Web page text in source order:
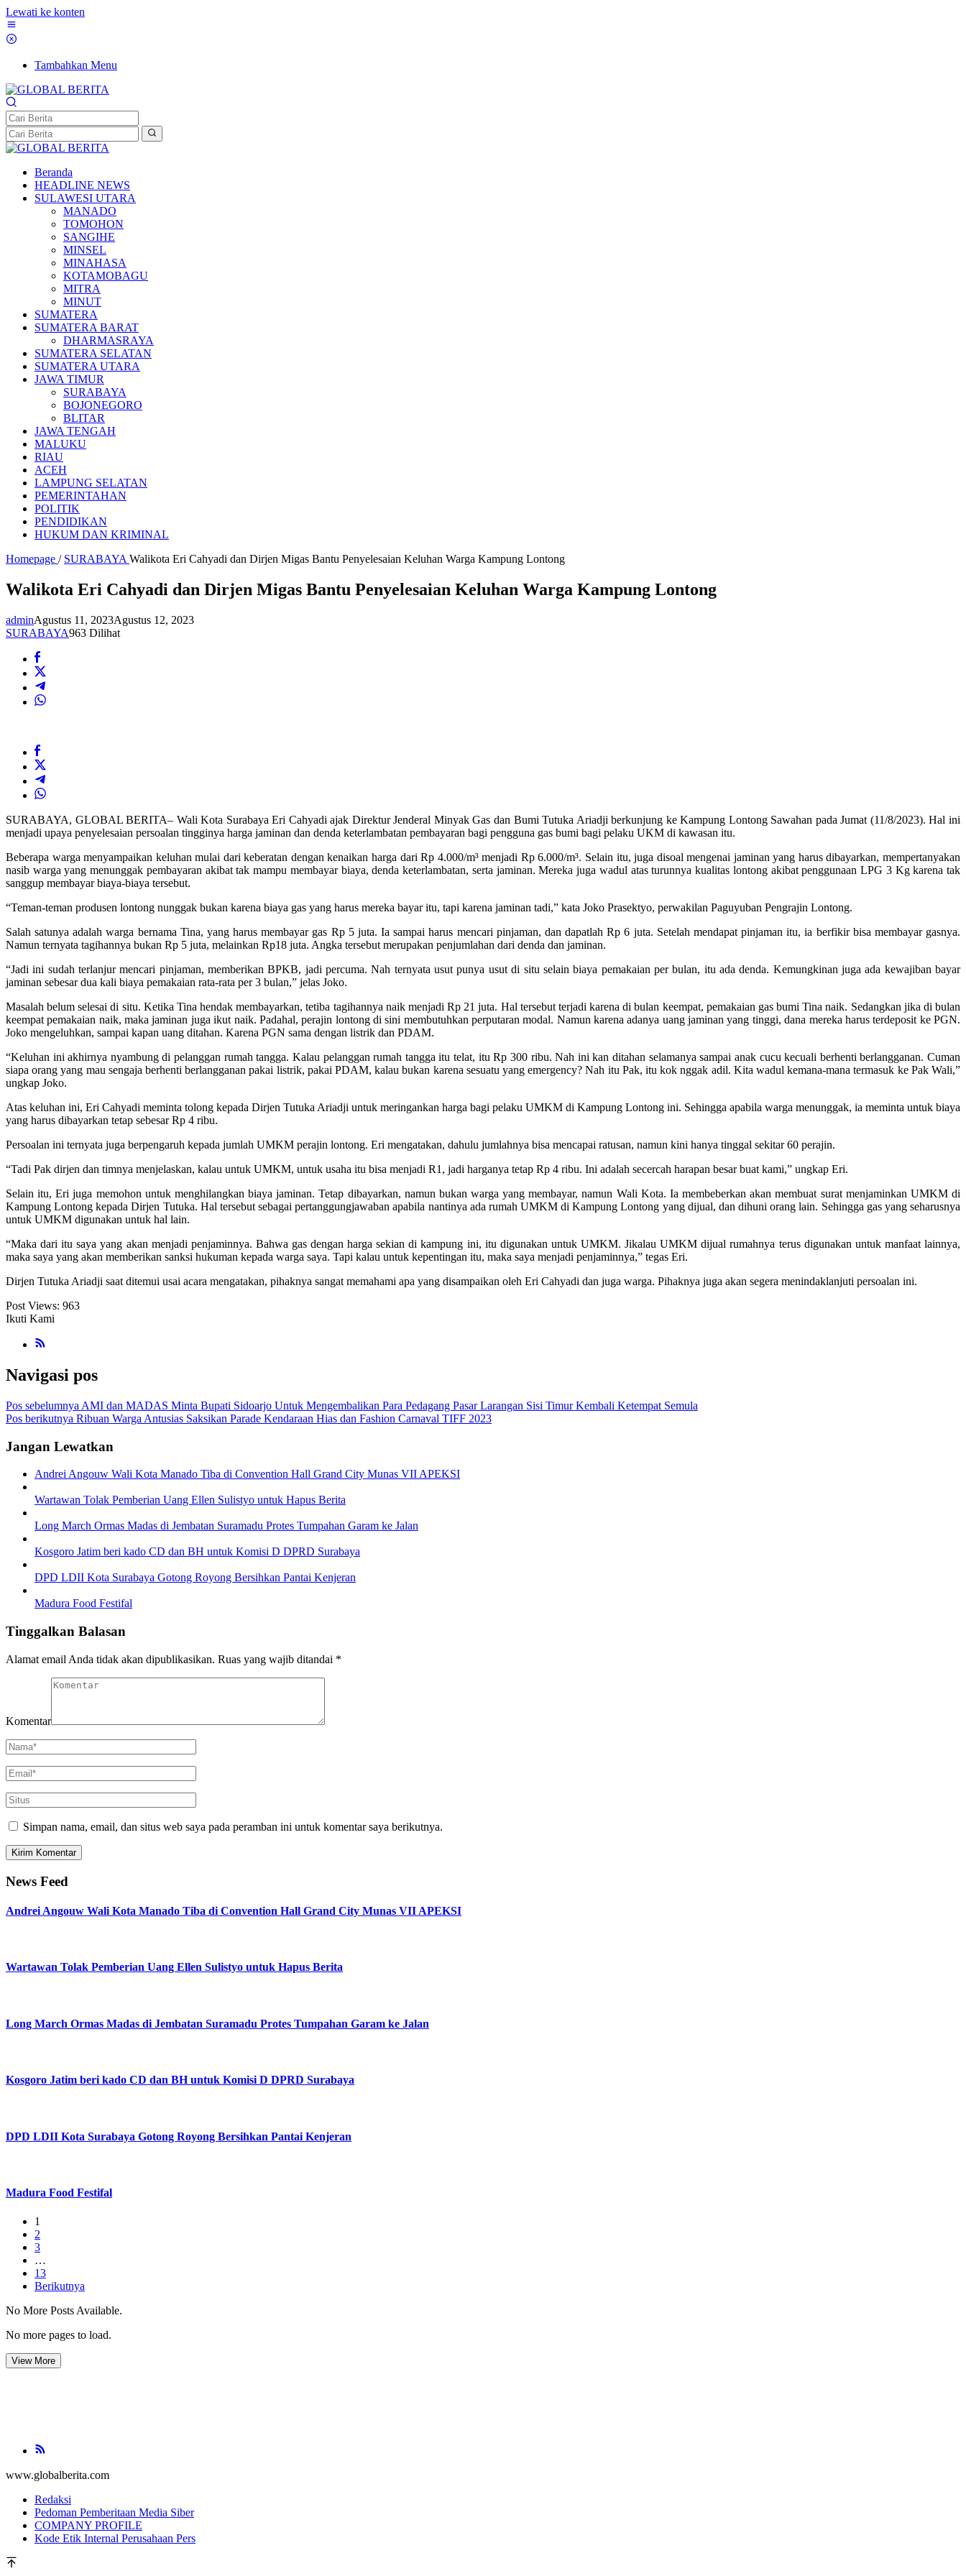
Lewati ke konten
Tambahkan Menu
Beranda
HEADLINE NEWS
SULAWESI UTARA
MANADO
TOMOHON
SANGIHE
MINSEL
MINAHASA
KOTAMOBAGU
MITRA
MINUT
SUMATERA
SUMATERA BARAT
DHARMASRAYA
SUMATERA SELATAN
SUMATERA UTARA
JAWA TIMUR
SURABAYA
BOJONEGORO
BLITAR
JAWA TENGAH
MALUKU
RIAU
ACEH
LAMPUNG SELATAN
PEMERINTAHAN
POLITIK
PENDIDIKAN
HUKUM DAN KRIMINAL
Homepage / SURABAYA Walikota Eri Cahyadi dan Dirjen Migas Bantu Penyelesaian Keluhan Warga Kampung Lontong
Walikota Eri Cahyadi dan Dirjen Migas Bantu Penyelesaian Keluhan Warga Kampung Lontong
adminAgustus 11, 2023Agustus 12, 2023
SURABAYA963 Dilihat
SURABAYA, GLOBAL BERITA– Wali Kota Surabaya Eri Cahyadi ajak Direktur Jenderal Minyak Gas dan Bumi Tutuka Ariadji berkunjung ke Kampung Lontong Sawahan pada Jumat (11/8/2023). Hal ini
menjadi upaya penyelesaian persoalan tingginya harga jaminan dan denda keterlambatan pembayaran bagi pengguna gas bumi bagi pelaku UKM di kawasan itu.
Beberapa warga menyampaikan keluhan mulai dari keberatan dengan kenaikan harga dari Rp 4.000/m³ menjadi Rp 6.000/m³. Selain itu, juga disoal mengenai jaminan yang harus dibayarkan, mempertanyakan
nasib warga yang menunggak pembayaran akibat tak mampu membayar biaya, denda keterlambatan, serta jaminan. Mereka juga wadul atas turunnya kualitas lontong akibat penggunaan LPG 3 Kg karena tak
sanggup membayar biaya-biaya tersebut.
“Teman-teman produsen lontong nunggak bukan karena biaya gas yang harus mereka bayar itu, tapi karena jaminan tadi,” kata Joko Prasektyo, perwakilan Paguyuban Pengrajin Lontong.
Salah satunya adalah warga bernama Tina, yang harus membayar gas Rp 5 juta. Ia sampai harus mencari pinjaman, dan dapatlah Rp 6 juta. Setelah mendapat pinjaman itu, ia berfikir bisa membayar gasnya.
Namun ternyata tagihannya bukan Rp 5 juta, melainkan Rp18 juta. Angka tersebut merupakan penjumlahan dari denda dan jaminan.
“Jadi ini sudah terlanjur mencari pinjaman, memberikan BPKB, jadi percuma. Nah ternyata usut punya usut di situ selain biaya pemakaian per bulan, itu ada denda. Kemungkinan juga ada kewajiban bayar
jaminan sebesar dua kali biaya pemakaian rata-rata per 3 bulan,” jelas Joko.
Masalah belum selesai di situ. Ketika Tina hendak membayarkan, tetiba tagihannya naik menjadi Rp 21 juta. Hal tersebut terjadi karena di bulan keempat, pemakaian gas bumi Tina naik. Sedangkan jika di bulan
keempat pemakaian naik, maka jaminan juga ikut naik. Padahal, perajin lontong di sini membutuhkan perputaran modal. Namun karena adanya uang jaminan yang tinggi, dana mereka harus terdeposit ke PGN.
Joko mengeluhkan, sampai kapan uang ditahan. Karena PGN sama dengan listrik dan PDAM.
“Keluhan ini akhirnya nyambung di pelanggan rumah tangga. Kalau pelanggan rumah tangga itu telat, itu Rp 300 ribu. Nah ini kan ditahan selamanya sampai anak cucu kecuali berhenti berlangganan. Cuman
siapa orang yang mau sengaja berhenti berlangganan pakai listrik, pakai PDAM, kalau bukan karena sesuatu yang emergency? Nah itu Pak, itu kok nggak adil. Kita wadul kemana-mana termasuk ke Pak Wali,”
ungkap Joko.
Atas keluhan ini, Eri Cahyadi meminta tolong kepada Dirjen Tutuka Ariadji untuk meringankan harga bagi pelaku UMKM di Kampung Lontong ini. Sehingga apabila warga menunggak, ia meminta untuk biaya
yang harus dibayarkan tetap sebesar Rp 4 ribu.
Persoalan ini ternyata juga berpengaruh kepada jumlah UMKM perajin lontong. Eri mengatakan, dahulu jumlahnya bisa mencapai ratusan, namun kini hanya tinggal sekitar 60 perajin.
“Tadi Pak dirjen dan timnya menjelaskan, kalau untuk UMKM, untuk usaha itu bisa menjadi R1, jadi harganya tetap Rp 4 ribu. Ini adalah secercah harapan besar buat kami,” ungkap Eri.
Selain itu, Eri juga memohon untuk menghilangkan biaya jaminan. Tetap dibayarkan, namun bukan warga yang membayar, namun Wali Kota. Ia membeberkan akan membuat surat menjaminkan UMKM di
Kampung Lontong kepada Dirjen Tutuka. Hal tersebut sebagai pertanggungjawaban apabila nantinya ada rumah UMKM di Kampung Lontong yang dijual, dan dihuni orang lain. Sehingga gas yang seharusnya
untuk UMKM digunakan untuk hal lain.
“Maka dari itu saya yang akan menjadi penjaminnya. Bahwa gas dengan harga sekian di kampung ini, itu digunakan untuk UMKM. Jikalau UMKM dijual rumahnya terus digunakan untuk manfaat lainnya,
maka saya yang akan memberikan sanksi hukuman kepada warga saya. Tapi kalau untuk kepentingan itu, maka saya menjadi penjaminnya,” tegas Eri.
Dirjen Tutuka Ariadji saat ditemui usai acara mengatakan, pihaknya sangat memahami apa yang disampaikan oleh Eri Cahyadi dan juga warga. Pihaknya juga akan segera menindaklanjuti persoalan ini.
Post Views: 963
Ikuti Kami
Navigasi pos
Pos sebelumnya AMI dan MADAS Minta Bupati Sidoarjo Untuk Mengembalikan Para Pedagang Pasar Larangan Sisi Timur Kembali Ketempat Semula
Pos berikutnya Ribuan Warga Antusias Saksikan Parade Kendaraan Hias dan Fashion Carnaval TIFF 2023
Jangan Lewatkan
Andrei Angouw Wali Kota Manado Tiba di Convention Hall Grand City Munas VII APEKSI
Wartawan Tolak Pemberian Uang Ellen Sulistyo untuk Hapus Berita
Long March Ormas Madas di Jembatan Suramadu Protes Tumpahan Garam ke Jalan
Kosgoro Jatim beri kado CD dan BH untuk Komisi D DPRD Surabaya
DPD LDII Kota Surabaya Gotong Royong Bersihkan Pantai Kenjeran
Madura Food Festifal
Tinggalkan Balasan
Alamat email Anda tidak akan dipublikasikan. Ruas yang wajib ditandai *
Komentar
Simpan nama, email, dan situs web saya pada peramban ini untuk komentar saya berikutnya.
News Feed
Andrei Angouw Wali Kota Manado Tiba di Convention Hall Grand City Munas VII APEKSI
Wartawan Tolak Pemberian Uang Ellen Sulistyo untuk Hapus Berita
Long March Ormas Madas di Jembatan Suramadu Protes Tumpahan Garam ke Jalan
Kosgoro Jatim beri kado CD dan BH untuk Komisi D DPRD Surabaya
DPD LDII Kota Surabaya Gotong Royong Bersihkan Pantai Kenjeran
Madura Food Festifal
1
2
3
…
13
Berikutnya
No More Posts Available.
No more pages to load.
View More
www.globalberita.com
Redaksi
Pedoman Pemberitaan Media Siber
COMPANY PROFILE
Kode Etik Internal Perusahaan Pers